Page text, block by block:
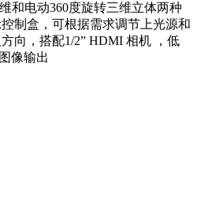
和电动360度旋转三维立体两种
制盒，可根据需求调节上光源和
向，搭配1/2” HDMI 相机 ，低
像输出